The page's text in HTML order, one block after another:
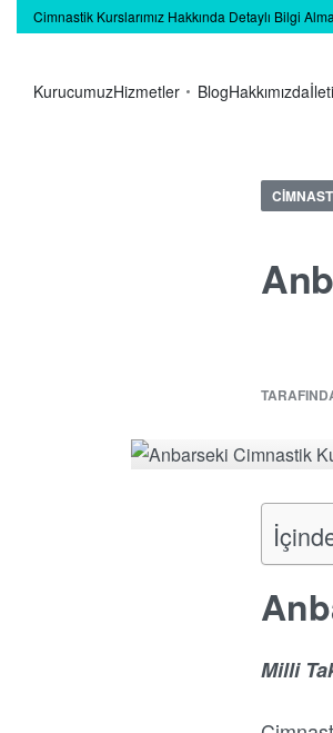
Cimnastik Kurslarımız Hakkında Detaylı Bilgi
KurucumuzHizmetler BlogHakkımızda
Milli